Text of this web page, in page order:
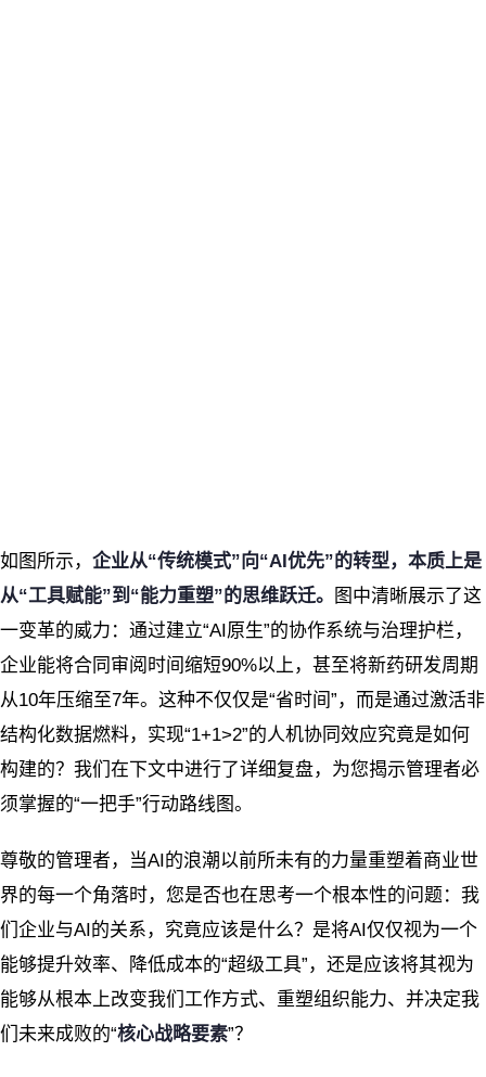
如图所示， 企业从“传统模式”向“AI优先”的转型，本质上是
从“工具赋能”到“能力重塑”的思维跃迁。
图中清晰展示了这
一变革的威力：通过建立“AI原生”的协作系统与治理护栏，
企业能将合同审阅时间缩短90%以上，甚至将新药研发周期
从10年压缩至7年。这种不仅仅是“省时间”，而是通过激活非
结构化数据燃料，实现“1+1>2”的人机协同效应究竟是如何
构建的？我们在下文中进行了详细复盘，为您揭示管理者必
须掌握的“一把手”行动路线图。
尊敬的管理者，当AI的浪潮以前所未有的力量重塑着商业世
界的每一个角落时，您是否也在思考一个根本性的问题：我
们企业与AI的关系，究竟应该是什么？是将AI仅仅视为一个
能够提升效率、降低成本的“超级工具”，还是应该将其视为
能够从根本上改变我们工作方式、重塑组织能力、并决定我
们未来成败的“核心战略要素”？